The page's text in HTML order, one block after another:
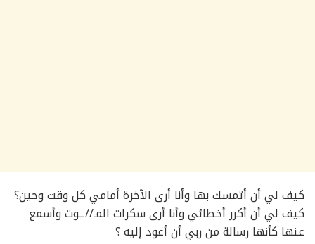
كيف لي أن أتمسك بها وأنا أرى الآخرة أمامي كل وقت وحين؟
كيف لي أن أكرر أخطائي وأنا أرى سكرات المـ//ــوت وأسمع
عنها كأنها رسالة من ربي أن أعود إليه ؟